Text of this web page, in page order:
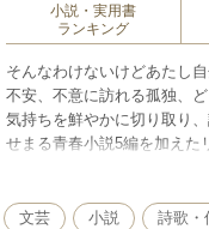
小説・実用書
ランキング
そんなわけないけどあたし
不安、不意に訪れる孤独、
気持ちを鮮やかに切り取り
せまる青春小説5編を加えた
アルに息づき、切ない共感
文芸 小説 詩歌・